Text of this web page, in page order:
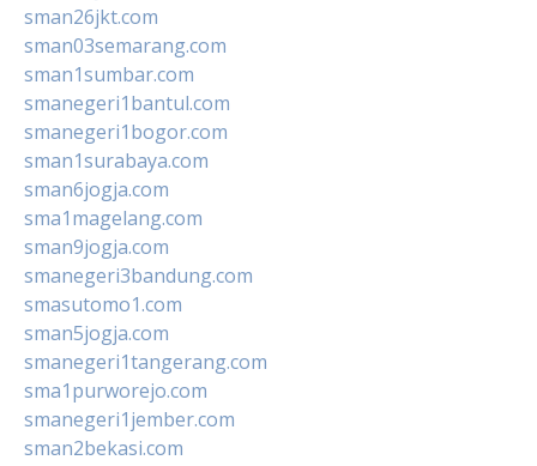
sman26jkt.com
sman03semarang.com
sman1sumbar.com
smanegeri1bantul.com
smanegeri1bogor.com
sman1surabaya.com
sman6jogja.com
sma1magelang.com
sman9jogja.com
smanegeri3bandung.com
smasutomo1.com
sman5jogja.com
smanegeri1tangerang.com
sma1purworejo.com
smanegeri1jember.com
sman2bekasi.com